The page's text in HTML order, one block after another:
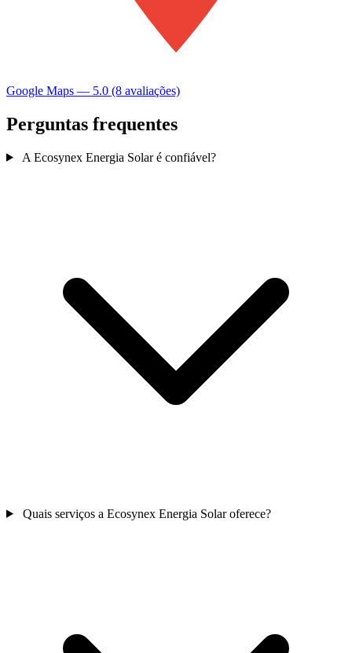
Google Maps — 5.0 (8 avaliações)
Perguntas frequentes
A Ecosynex Energia Solar é confiável?
Quais serviços a Ecosynex Energia Solar oferece?